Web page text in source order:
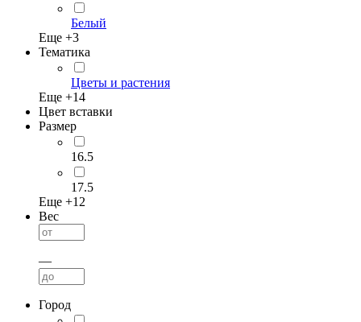
Белый
Еще +3
Тематика
Цветы и растения
Еще +14
Цвет вставки
Размер
16.5
17.5
Еще +12
Вес
—
Город